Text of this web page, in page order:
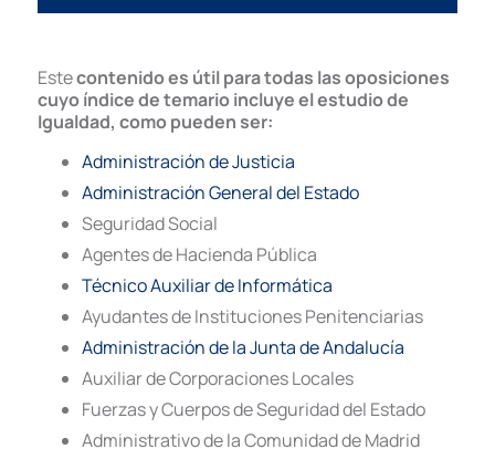
Estecontenido es útil para todas las oposiciones
cuyo índice de temario incluye el estudio de
Igualdad, como pueden ser:
Administración de Justicia
Administración General del Estado
Seguridad Social
Agentes de Hacienda Pública
Técnico Auxiliar de Informática
Ayudantes de Instituciones Penitenciarias
Administración de la Junta de Andalucía
Auxiliar de Corporaciones Locales
Fuerzas y Cuerpos de Seguridad del Estado
Administrativo de la Comunidad de Madrid